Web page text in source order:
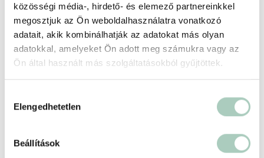
közösségi média-, hirdető- és elemező partnereinkkel
megosztjuk az Ön weboldalhasználatra vonatkozó
adatait, akik kombinálhatják az adatokat más olyan
adatokkal, amelyeket Ön adott meg számukra vagy az
Ön által használt más szolgáltatásokból gyűjtöttek.
kiválasztása
Elengedhetetlen
Beállítások
Helyszín
Csevapivo Grill & Beer Étterem
1136 Budapest Hollán Ernő u. 13